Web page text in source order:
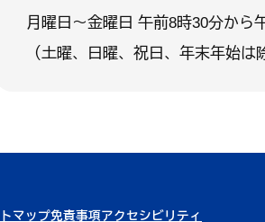
月曜日～金曜日 午前8時30分から
（土曜、日曜、祝日、年末年始は
マップ免責事項アクセシビリティ